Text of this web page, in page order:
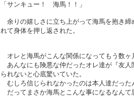
「サンキュー！ 海馬！！」
余りの嬉しさに立ち上がって海馬を抱き締
れて身体を押し返された。
オレと海馬がこんな関係になってもう数ヶ
あんなにも険悪な仲だったオレ達が『友人
られないと心底驚いていた。
むしろ信じられなかったのは本人達だった
だってまさか海馬とこんな事になるなん